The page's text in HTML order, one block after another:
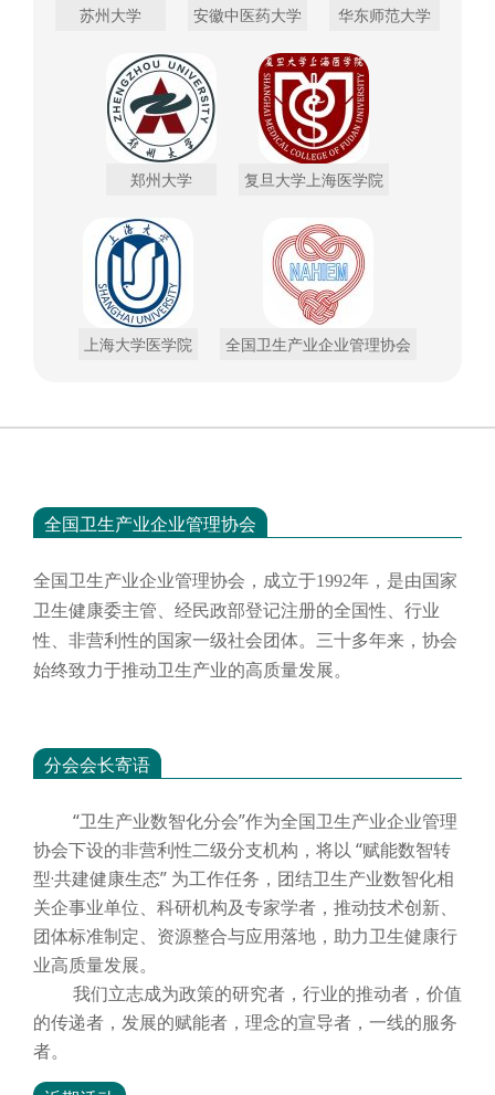
苏州大学 安徽中医药大学 华东师范大学
郑州大学 复旦大学上海医学院
上海大学医学院 全国卫生产业企业管理协会
全国卫生产业企业管理协会
全国卫生产业企业管理协会，成立于1992年，是由国家
卫生健康委主管、经民政部登记注册的全国性、行业
性、非营利性的国家一级社会团体。三十多年来，协会
始终致力于推动卫生产业的高质量发展。
分会会长寄语
“卫生产业数智化分会”作为全国卫生产业企业管理
协会下设的非营利性二级分支机构，将以 “赋能数智转
型·共建健康生态” 为工作任务，团结卫生产业数智化相
关企事业单位、科研机构及专家学者，推动技术创新、
团体标准制定、资源整合与应用落地，助力卫生健康行
业高质量发展。
我们立志成为政策的研究者，行业的推动者，价值
的传递者，发展的赋能者，理念的宣导者，一线的服务
者。